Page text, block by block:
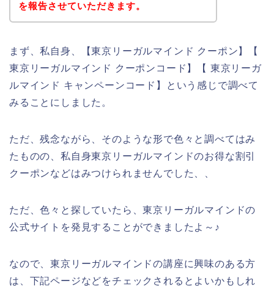
を報告させていただきます。
まず、私自身、【東京リーガルマインド クーポン】【
東京リーガルマインド クーポンコード】【 東京リーガ
ルマインド キャンペーンコード】という感じで調べて
みることにしました。
ただ、残念ながら、そのような形で色々と調べてはみ
たものの、私自身東京リーガルマインドのお得な割引
クーポンなどはみつけられませんでした、、
ただ、色々と探していたら、東京リーガルマインドの
公式サイトを発見することができましたよ～♪
なので、東京リーガルマインドの講座に興味のある方
は、下記ページなどをチェックされるとよいかもしれ